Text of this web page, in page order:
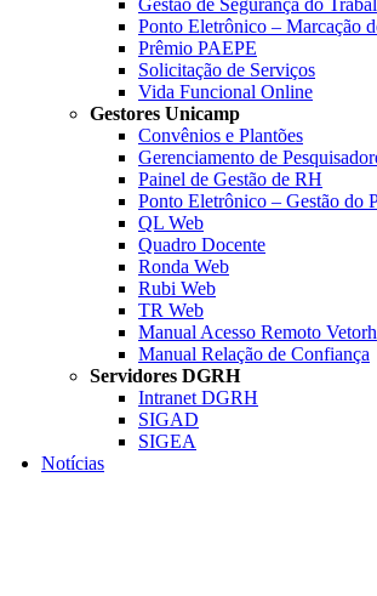
Gestão de Segurança do
Ponto Eletrônico – Marcação
Prêmio PAEPE
Solicitação de Serviços
Vida Funcional Online
Gestores Unicamp
Convênios e Plantões
Gerenciamento de
Painel de Gestão de RH
Ponto Eletrônico – Gestão do
QL Web
Quadro Docente
Ronda Web
Rubi Web
TR Web
Manual Acesso Remoto Vetorh
Manual Relação de Confiança
Servidores DGRH
Intranet DGRH
SIGAD
SIGEA
Notícias